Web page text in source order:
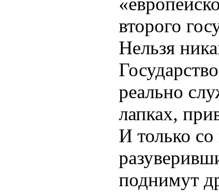
второго
Нельзя
реально
лапках,
И только
поднимут